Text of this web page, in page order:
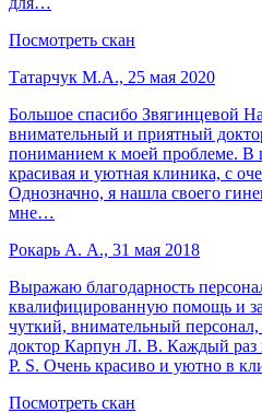
Посмотреть скан
Татарчук М.А., 25 мая 2020
Большое спасибо Звягинцевой
внимательный и приятный
пониманием к моей проблеме. В
красивая и уютная клиника, с
Однозначно, я нашла своего
мне…
Рокарь А. А., 31 мая 2018
Выражаю благодарность
квалифицированную помощь и
чуткий, внимательный
доктор Карпун Л. В. Каждый раз
P. S. Очень красиво и уютно в
Посмотреть скан